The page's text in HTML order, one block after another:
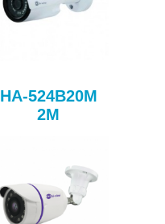
HA-524B20M
2M